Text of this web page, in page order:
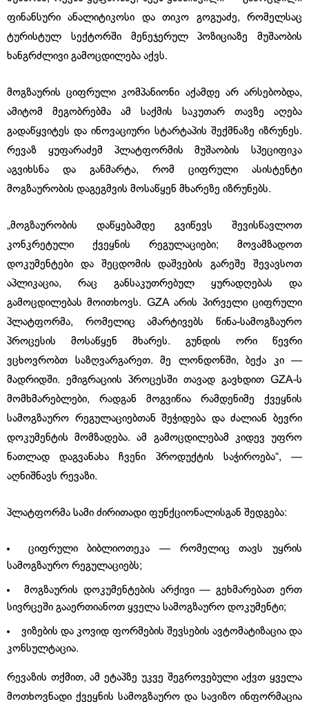
ფინანსური ანალიტიკოსი და თიკო გოგუაძე, რომელსაც
ტურისტულ სექტორში მენეჯერულ პოზიციაზე მუშაობის
ხანგრძლივი გამოცდილება აქვს.
მოგზაურის ციფრული კომპანიონი აქამდე არ არსებობდა,
ამიტომ მეგობრებმა ამ საქმის საკუთარ თავზე აღება
გადაწყვიტეს და ინოვაციური სტარტაპის შექმნაზე იზრუნეს.
რევაზ ყუფარაძემ პლატფორმის მუშაობის სპეციფიკა
აგვიხსნა და განმარტა, რომ ციფრული ასისტენტი
მოგზაურობის დაგეგმვის მოსაწყენ მხარეზე იზრუნებს.
„მოგზაურობის დაწყებამდე გვიწევს შევისწავლოთ
კონკრეტული ქვეყნის რეგულაციები; მოვამზადოთ
დოკუმენტები და შეცდომის დაშვების გარეშე შევავსოთ
აპლიკაცია, რაც განსაკუთრებულ ყურადღებას და
გამოცდილებას მოითხოვს. GZA არის პირველი ციფრული
პლატფორმა, რომელიც ამარტივებს წინა-სამოგზაურო
პროცესის მოსაწყენ მხარეს. გუნდის ორი წევრი
ვცხოვრობთ საზღვარგარეთ. მე ლონდონში, ბექა კი —
მადრიდში. ემიგრაციის პროცესში თავად გავხდით GZA-ს
მომხმარებლები, რადგან მოგვიწია რამდენიმე ქვეყნის
სამოგზაურო რეგულაციებთან შეჭიდება და ძალიან ბევრი
დოკუმენტის მომზადება. ამ გამოცდილებამ კიდევ უფრო
ნათლად დაგვანახა ჩვენი პროდუქტის საჭიროება“, —
აღნიშნავს რევაზი.
პლატფორმა სამი ძირითადი ფუნქციონალისგან შედგება:
ციფრული ბიბლიოთეკა — რომელიც თავს უყრის
სამოგზაურო რეგულაციებს;
მოგზაურის დოკუმენტების არქივი — გეხმარებათ ერთ
სივრცეში გააერთიანოთ ყველა სამოგზაურო დოკუმენტი;
ვიზების და კოვიდ ფორმების შევსების ავტომატიზაცია და
კონსულტაცია.
რევაზის თქმით, ამ ეტაპზე უკვე შეგროვებული აქვთ ყველა
მოთხოვნადი ქვეყნის სამოგზაურო და სავიზო ინფორმაცია